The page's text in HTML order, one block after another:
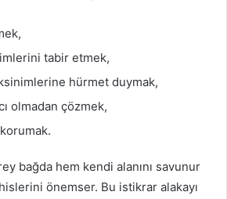
tabir etmek,
hürmet duymak,
olmadan çözmek,
bağda hem kendi alanını savunur
önemser. Bu istikrar alakayı